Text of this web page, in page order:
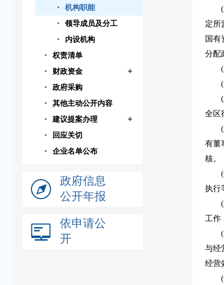
机构职能
领导成员及分工
内设机构
权责清单
财政资金
+
政府采购
其他主动公开内容
建议提案办理
+
回应关切
企业名单公布
政府信息
公开年报
依申请公
开
定所
国有
分配
全区
有董
核。
执行
工作
与经
经营